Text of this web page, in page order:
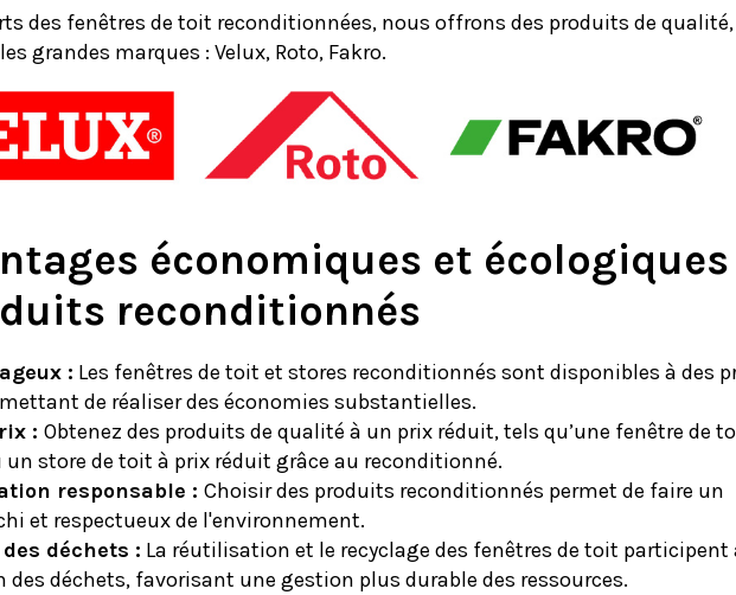
des fenêtres de toit reconditionnées, nous offrons des produits de qualité,
grandes marques : Velux, Roto, Fakro.
économiques et écologiques
reconditionnés
: Les fenêtres de toit et stores reconditionnés sont disponibles à des
de réaliser des économies substantielles.
: Obtenez des produits de qualité à un prix réduit, tels qu’une fenêtre de
un store de toit à prix réduit grâce au reconditionné.
responsable : Choisir des produits reconditionnés permet de faire un
et respectueux de l'environnement.
déchets : La réutilisation et le recyclage des fenêtres de toit participent
des déchets, favorisant une gestion plus durable des ressources.